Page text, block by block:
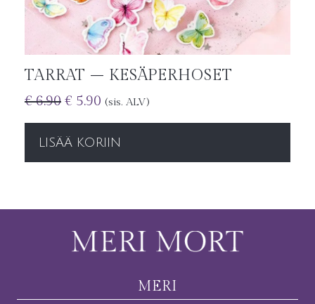
TARRAT – KESÄPERHOSET
€6.90 € 5.90 (sis. ALV)
LISÄÄ KORIIN
MERI